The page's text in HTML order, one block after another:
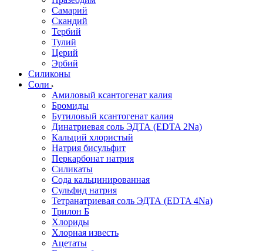
Самарий
Скандий
Тербий
Тулий
Церий
Эрбий
Силиконы
Соли
Амиловый ксантогенат калия
Бромиды
Бутиловый ксантогенат калия
Динатриевая соль ЭДТА (EDTA 2Na)
Кальций хлористый
Натрия бисульфит
Перкарбонат натрия
Силикаты
Сода кальцинированная
Сульфид натрия
Тетранатриевая соль ЭДТА (EDTA 4Na)
Трилон Б
Хлориды
Хлорная известь
Ацетаты